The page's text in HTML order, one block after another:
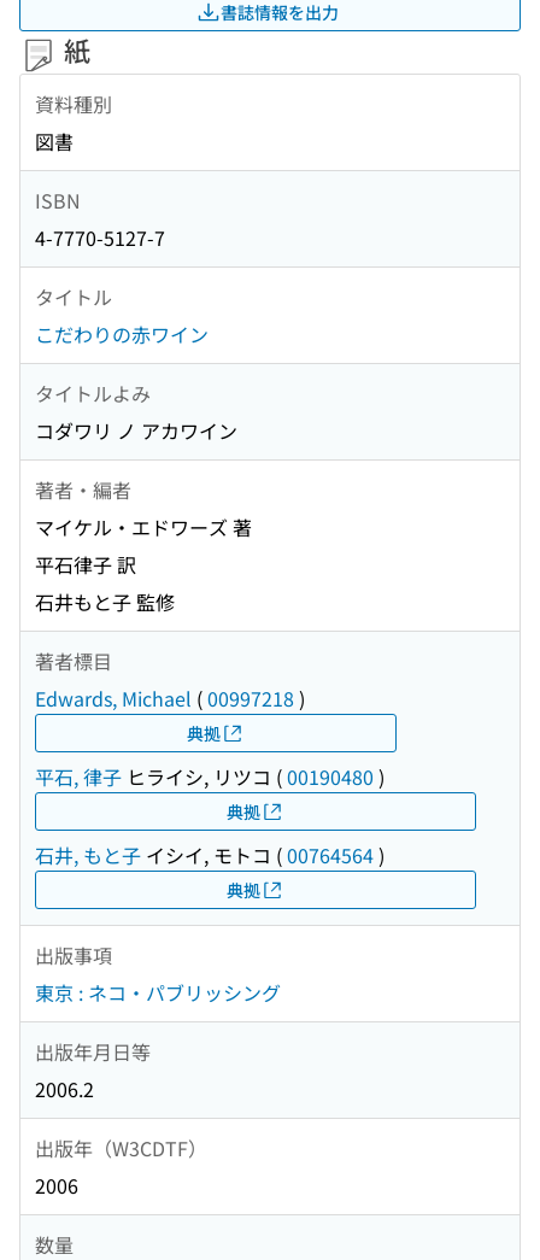
書誌情報を出力
紙
資料種別
図書
ISBN
4-7770-5127-7
タイトル
こだわりの赤ワイン
タイトルよみ
コダワリ ノ アカワイン
著者・編者
マイケル・エドワーズ 著
平石律子 訳
石井もと子 監修
著者標目
Edwards, Michael (00997218 )
典拠
平石, 律子 ヒライシ, リツコ (00190480 )
典拠
石井, もと子 イシイ, モトコ (00764564)
典拠
出版事項
東京 : ネコ・パブリッシング
出版年月日等
2006.2
出版年（W3CDTF）
2006
数量